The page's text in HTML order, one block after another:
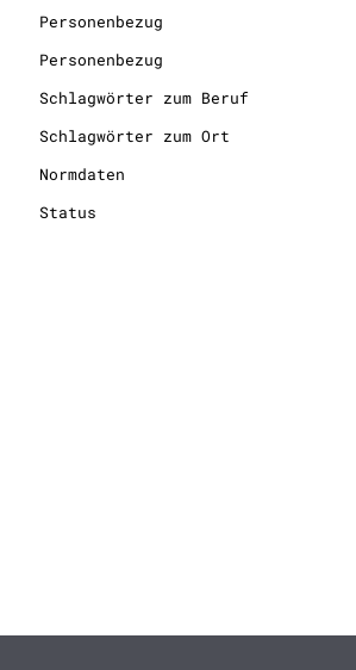
Personenbezug
Personenbezug
Schlagwörter zum Beruf
Schlagwörter zum Ort
Normdaten
Status